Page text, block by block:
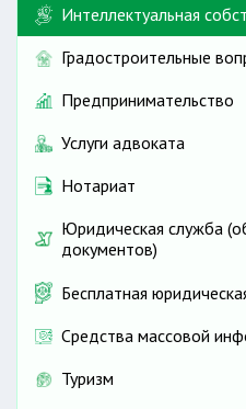
Интеллектуальная
Градостроительные
Предпринимательство
Услуги адвоката
Нотариат
Юридическая служба
документов)
Бесплатная
Средства массовой
Туризм